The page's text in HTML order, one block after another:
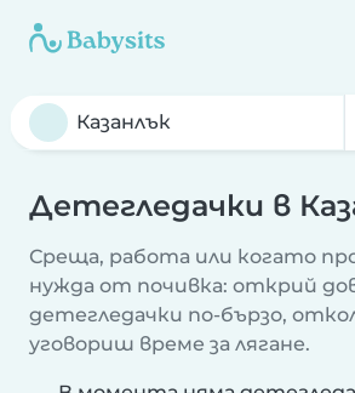
Детегледачки в
Среща, работа или когато
нужда от почивка: открий
детегледачки по-бързо,
уговориш време за лягане.